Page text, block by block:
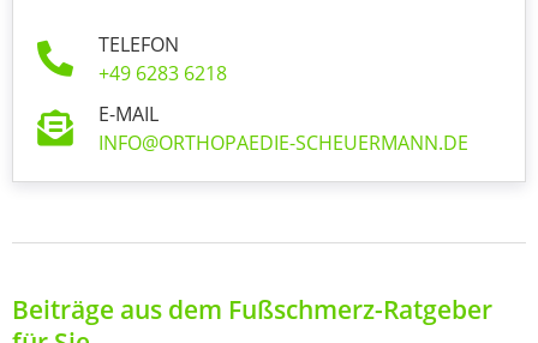
TELEFON
+49 6283 6218
E-MAIL
INFO@ORTHOPAEDIE-SCHEUERMANN.DE
Beiträge aus dem Fußschmerz-Ratgeber